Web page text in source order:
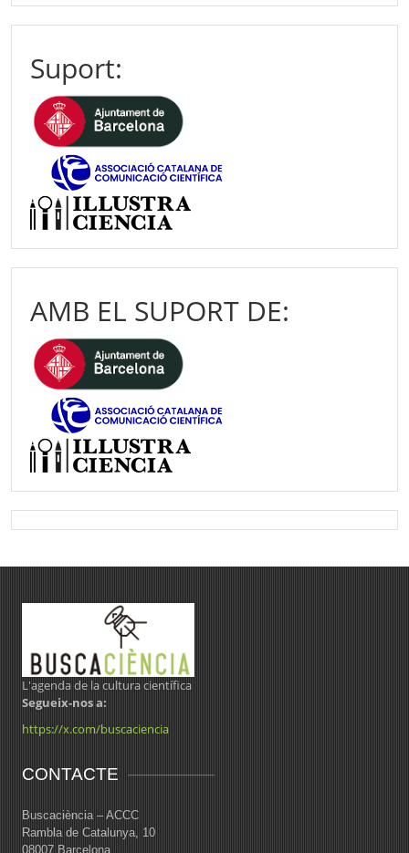
Suport:
AMB EL SUPORT DE:
L'agenda de la cultura científica
Segueix-nos a:
https://x.com/buscaciencia
CONTACTE
Buscaciència – ACCC
Rambla de Catalunya, 10
08007 Barcelona